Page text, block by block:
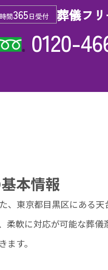
時間365日受付 葬儀フ
0120-
本情報
、東京都目黒区にある天
軟に対応が可能な葬儀
す。